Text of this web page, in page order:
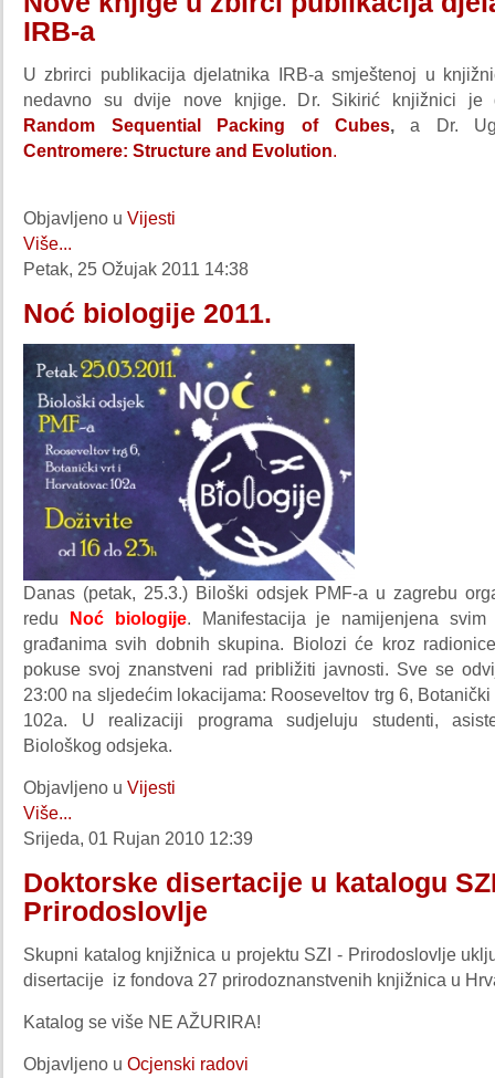
IRB-a
U zbrirci publikacija djelatnika IRB-a smještenoj u
nedavno su dvije nove knjige. Dr. Sikirić knjižnici je
Random Sequential Packing of Cubes,a Dr.
Centromere: Structure and Evolution.
Objavljeno u Vijesti
Više...
Petak, 25 Ožujak 2011 14:38
Noć biologije 2011.
Danas (petak, 25.3.) Biloški odsjek PMF-a u zagrebu
redu Noć biologije. Manifestacija je namijenjena svim
građanima svih dobnih skupina. Biolozi će kroz
pokuse svoj znanstveni rad približiti javnosti. Sve se
23:00 na sljedećim lokacijama: Rooseveltov trg 6,
102a. U realizaciji programa sudjeluju studenti,
Biološkog odsjeka.
Objavljeno u Vijesti
Više...
Srijeda, 01 Rujan 2010 12:39
Doktorske disertacije u katalogu
Prirodoslovlje
Skupni katalog knjižnica u projektu SZI - Prirodoslovlje
disertacije iz fondova 27 prirodoznanstvenih knjižnica u
Katalog se više NE AŽURIRA!
Objavljeno u Ocjenski radovi